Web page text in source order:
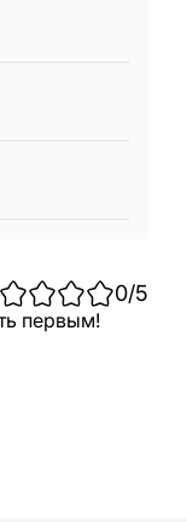
0/5
первым!